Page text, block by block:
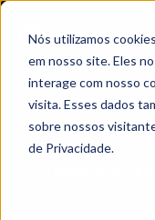
Nós utilizamos
em nosso site. Eles
interage com nosso
visita. Esses dados
sobre nossos
de Privacidade.